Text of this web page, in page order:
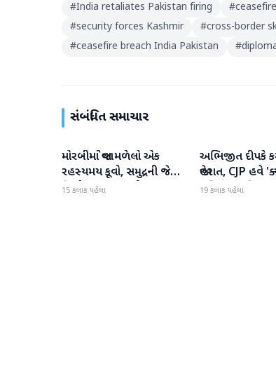
#India retaliates Pakistan firing #
#security forces Kashmir #cross-border
#ceasefire breach India Pakistan #
સંબંધિત સમાચાર
રાષ્ટ્રીય
મોરબીમાં જોવા મળેલો એક
રહસ્યમય કૂવો, સમુદ્રની જેમ
હિલોળા ખાતું પાણી
15 કલાક પહેલા
રાષ્ટ્રીય
અભિજીત દીપકે
જાહેરાત, CJP હવે
પબ્લિક' અભિયાન
19 કલાક પહેલા